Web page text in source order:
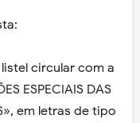
circular com a
ESPECIAIS DAS
em letras de tipo